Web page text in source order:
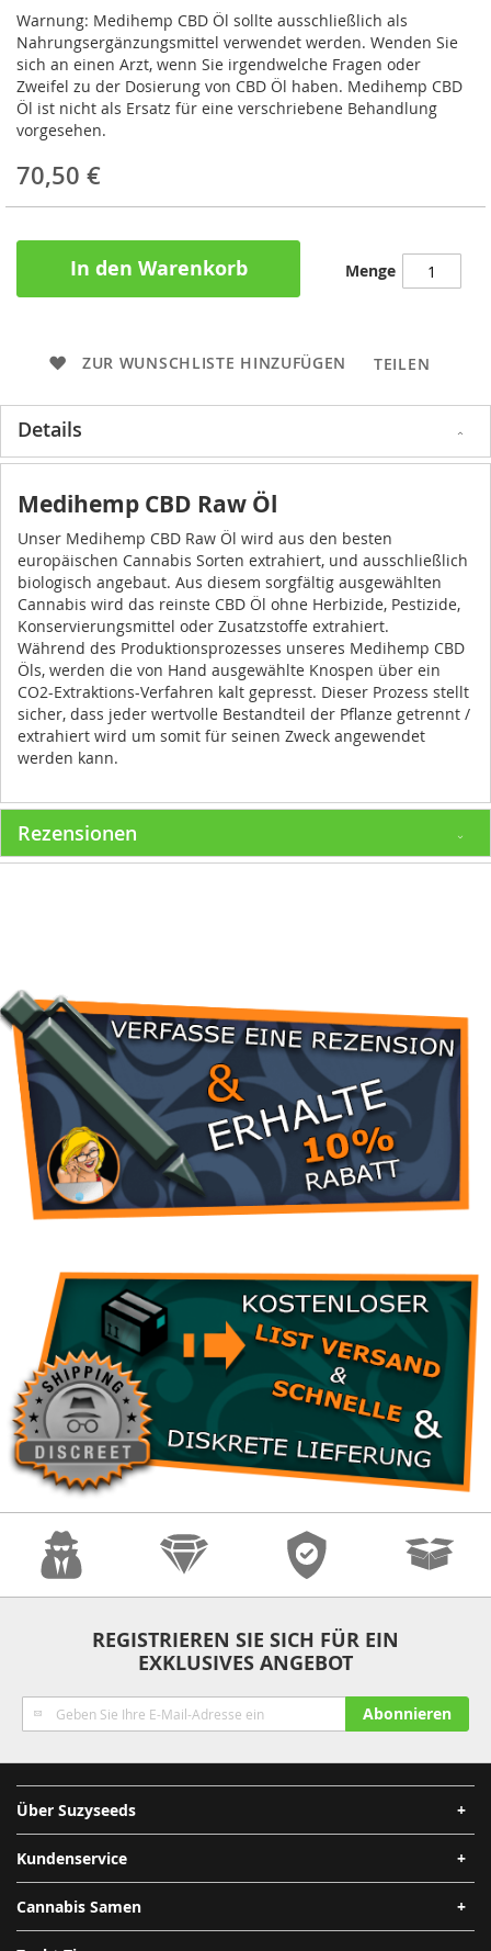
Warnung: Medihemp CBD Öl sollte ausschließlich als
Nahrungsergänzungsmittel verwendet werden. Wenden Sie
sich an einen Arzt, wenn Sie irgendwelche Fragen oder
Zweifel zu der Dosierung von CBD Öl haben. Medihemp CBD
Öl ist nicht als Ersatz für eine verschriebene Behandlung
vorgesehen.
70,50 €
Menge
In den Warenkorb
ZUR WUNSCHLISTE HINZUFÜGEN TEILEN
Details
Medihemp CBD Raw Öl
Unser Medihemp CBD Raw Öl wird aus den besten
europäischen Cannabis Sorten extrahiert, und ausschließlich
biologisch angebaut. Aus diesem sorgfältig ausgewählten
Cannabis wird das reinste CBD Öl ohne Herbizide, Pestizide,
Konservierungsmittel oder Zusatzstoffe extrahiert.
Während des Produktionsprozesses unseres Medihemp CBD
Öls, werden die von Hand ausgewählte Knospen über ein
CO2-Extraktions-Verfahren kalt gepresst. Dieser Prozess stellt
sicher, dass jeder wertvolle Bestandteil der Pflanze getrennt /
extrahiert wird um somit für seinen Zweck angewendet
werden kann.
Rezensionen
REGISTRIEREN SIE SICH FÜR EIN
EXKLUSIVES ANGEBOT
Melden
Sie
unseren
Newsletter
an:
Abonnieren
Über Suzyseeds
Kundenservice
Cannabis Samen